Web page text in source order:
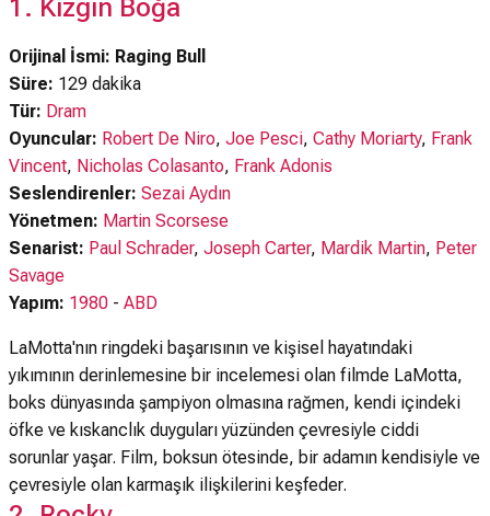
1. Kızgın Boğa
Orijinal İsmi: Raging Bull
Süre: 129 dakika
Tür: Dram
Oyuncular: Robert De Niro, Joe Pesci, Cathy Moriarty, Frank
Vincent, Nicholas Colasanto, Frank Adonis
Seslendirenler: Sezai Aydın
Yönetmen: Martin Scorsese
Senarist: Paul Schrader, Joseph Carter, Mardik Martin, Peter
Savage
Yapım: 1980 - ABD
LaMotta'nın ringdeki başarısının ve kişisel hayatındaki
yıkımının derinlemesine bir incelemesi olan filmde LaMotta,
boks dünyasında şampiyon olmasına rağmen, kendi içindeki
öfke ve kıskanclık duyguları yüzünden çevresiyle ciddi
sorunlar yaşar. Film, boksun ötesinde, bir adamın kendisiyle ve
çevresiyle olan karmaşık ilişkilerini keşfeder.